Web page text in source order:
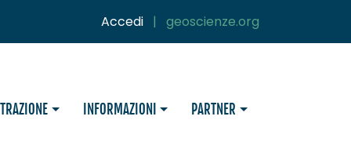
Accedi | geoscienze.org
INFORMAZIONI PARTNER